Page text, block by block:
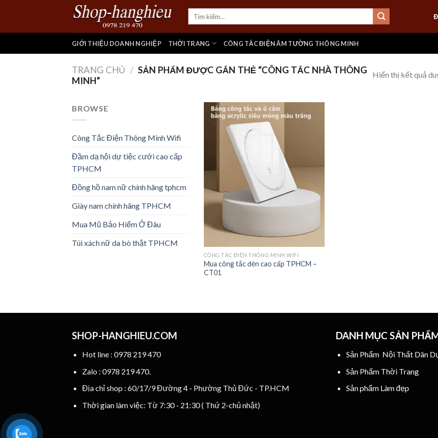
GIỚI THIỆU DOANH NGHIỆP THỜI TRANG CÔNG TẮC ĐIỆN ÂM TƯỜNG THÔNG MINH
TRANG CHỦ / SẢN PHẨM ĐƯỢC GẮN THẺ “CÔNG TẮC NHÀ THÔNG
MINH”
Hiển thị kết quả
BROWSE
Công Tắc Điện Thông Minh Wifi
Đầm dạ hội dự tiệc cưới cao cấp
TPHCM
Đồng hồ nam nữ chính hãng tphcm
Giày nam chính hãng TPHCM
Mua Mũ Bảo Hiểm Ở Đâu
Túi xách nữ da bò thật TPHCM
CÔNG TẮC ĐIỆN THÔNG MINH WIFI
Mua công tắc đèn cao cấp TPHCM –
CT01
SHOP-HANGHIEU.COM
Hot line : 0978 219 470
Zalo : 0978 219 470.
Địa chỉ shop : 60/17/9 Đường 4 - Phường Thủ Đức - TP.HCM
Thời gian làm việc: Từ 7:30 - 21:30 ( Thứ 2-chủ nhật)
DANH MỤC SẢN
Sản Phẩm Nội Thất Dân
Sản Phẩm Thời Trang
Sản phẩm Làm đẹp